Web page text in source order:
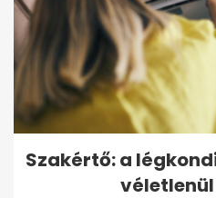
Szakértő: a
véletlenül